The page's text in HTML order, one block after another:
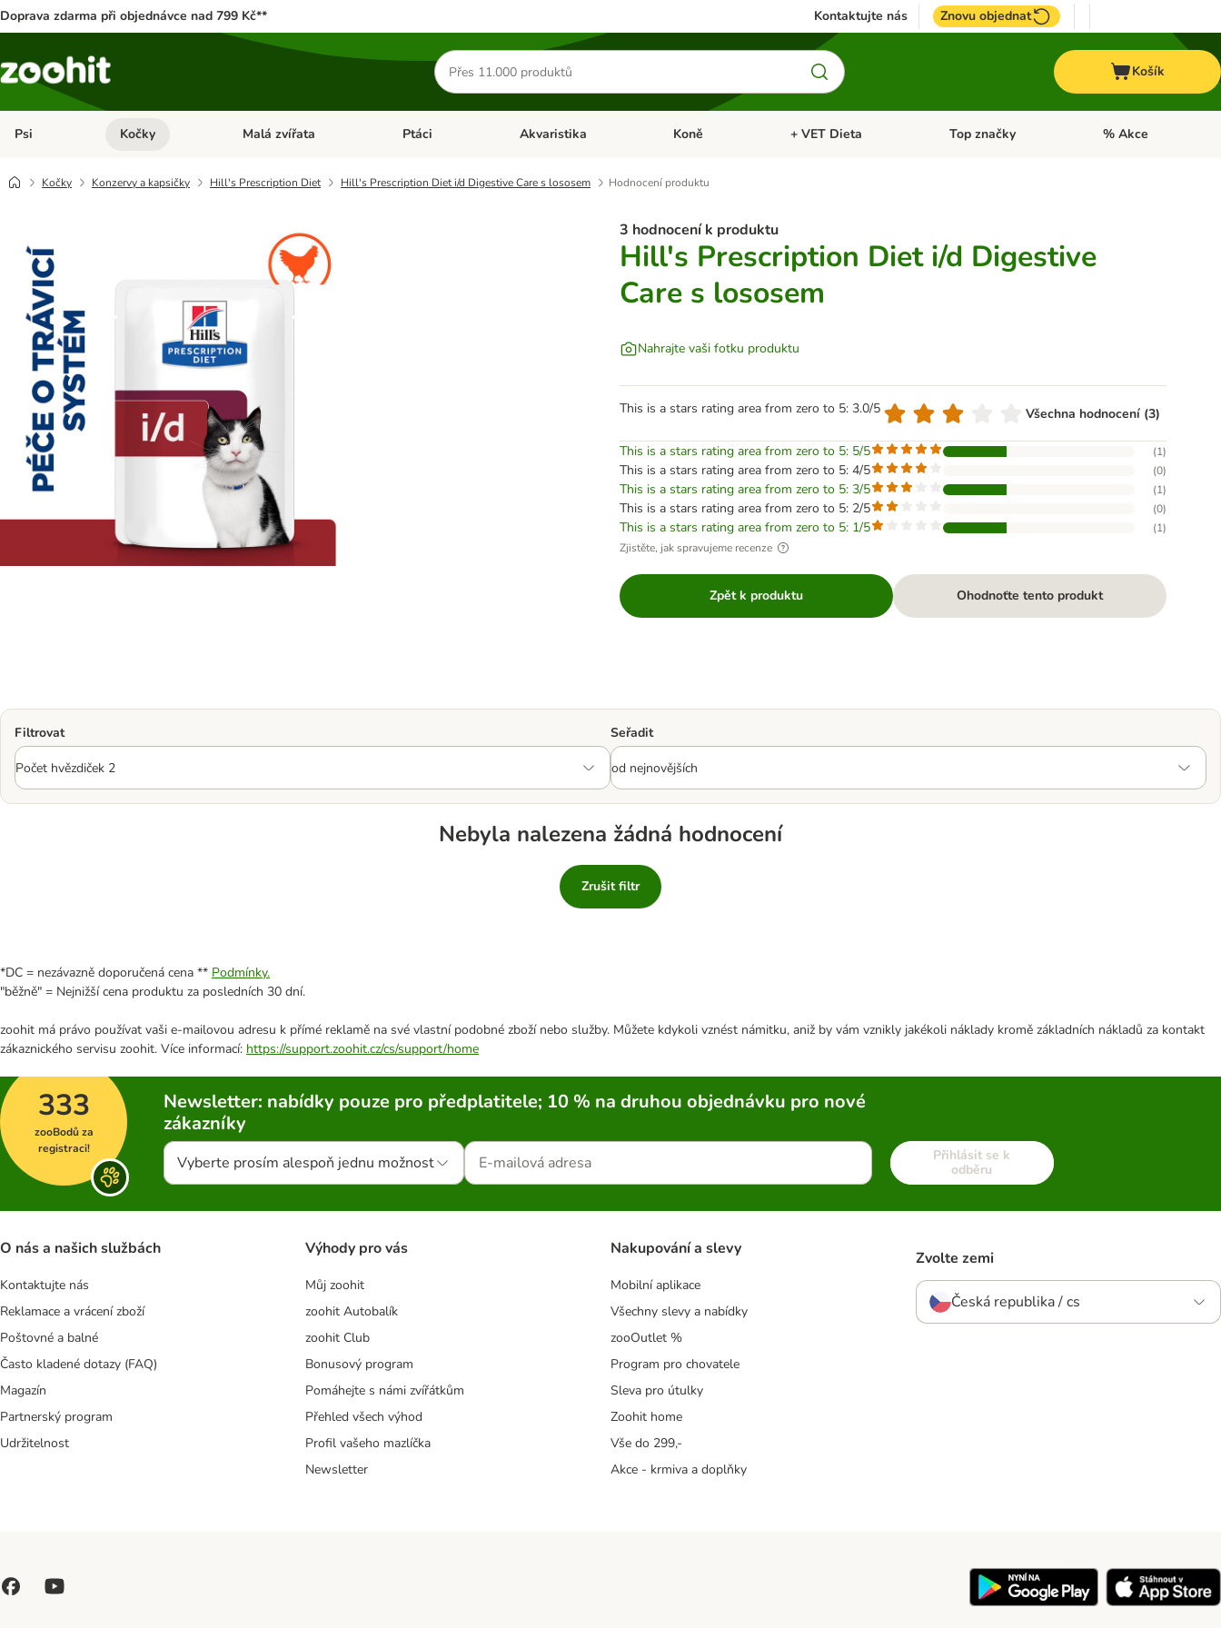
Doprava zdarma při objednávce nad 799 Kč** Kontaktujte nás Znovu objednat
Hledat
produkty
Košík
Psi Otevřít menu: Psi
Kočky Otevřít menu: Kočky
Malá zvířata Otevřít menu: Malá zvířata
Ptáci Otevřít menu: Ptáci
Akvaristika Otevřít menu: Akvaristika
Koně Otevřít menu: Koně
+ VET Dieta Otevřít menu: + VET Dieta
Top značky Otevřít menu: Top
% Akce
Kočky Konzervy a kapsičky Hill's Prescription Diet Hill's Prescription Diet i/d Digestive Care s lososem Hodnocení produktu
3 hodnocení k produktu
Hill's Prescription Diet i/d Digestive
Care s lososem
Nahrajte vaši fotku produktu
This is a stars rating area from zero to 5: 3.0/5 Všechna hodnocení (3)
This is a stars rating area from zero to 5: 5/5 (1)
This is a stars rating area from zero to 5: 4/5 (0)
This is a stars rating area from zero to 5: 3/5 (1)
This is a stars rating area from zero to 5: 2/5 (0)
This is a stars rating area from zero to 5: 1/5 (1)
Zjistěte, jak spravujeme recenze
Zpět k produktu Ohodnoťte tento produkt
Filtrovat Seřadit
Nebyla nalezena žádná hodnocení
Zrušit filtr
*DC = nezávazně doporučená cena ** Podmínky.
"běžně" = Nejnižší cena produktu za posledních 30 dní.
zoohit má právo používat vaši e-mailovou adresu k přímé reklamě na své vlastní podobné zboží nebo služby. Můžete kdykoli vznést námitku, aniž by vám vznikly jakékoli náklady kromě základních nákladů za kontakt
zákaznického servisu zoohit. Více informací: https://support.zoohit.cz/cs/support/home
333
zooBodů za
registraci!
Newsletter: nabídky pouze pro předplatitele; 10 % na druhou objednávku pro nové
zákazníky
Vyberte prosím alespoň jednu možnost
Přihlásit se k
odběru
O nás a našich službách
Kontaktujte nás
Reklamace a vrácení zboží
Poštovné a balné
Často kladené dotazy (FAQ)
Magazín
Partnerský program
Udržitelnost
Výhody pro vás
Můj zoohit
zoohit Autobalík
zoohit Club
Bonusový program
Pomáhejte s námi zvířátkům
Přehled všech výhod
Profil vašeho mazlíčka
Newsletter
Nakupování a slevy
Mobilní aplikace
Všechny slevy a nabídky
zooOutlet %
Program pro chovatele
Sleva pro útulky
Zoohit home
Vše do 299,-
Akce - krmiva a doplňky
Zvolte zemi
Česká republika / cs